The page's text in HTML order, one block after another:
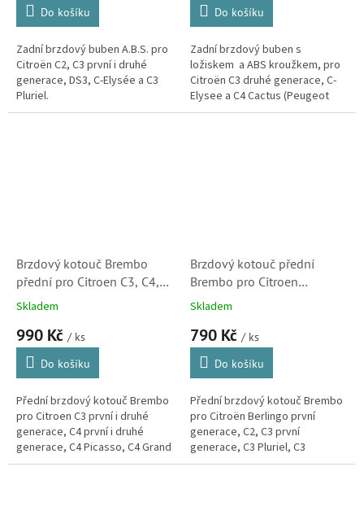
Do košíku
Zadní brzdový buben A.B.S. pro
Citroën C2, C3 první i druhé
generace, DS3, C-Elysée a C3
Pluriel.
Do košíku
Zadní brzdový buben s
ložiskem a ABS kroužkem, pro
Citroën C3 druhé generace, C-
Elysee a C4 Cactus (Peugeot
206, 208 a 301)
Brzdový kotouč Brembo
přední pro Citroen C3, C4,
C4 Picasso, C5, Berlingo,
4246W2, 4249J6)
Skladem
990 Kč / ks
Do košíku
Přední brzdový kotouč Brembo
pro Citroen C3 první i druhé
generace, C4 první i druhé
generace, C4 Picasso, C4 Grand
Picasso, C5 první generace,
Brzdový kotouč přední
Brembo pro Citroen
Berlingo, C2. C3, C4, C5,
(4246W1, 09869514,
09869511)
Skladem
790 Kč / ks
Do košíku
Přední brzdový kotouč Brembo
pro Citroën Berlingo první
generace, C2, C3 první
generace, C3 Pluriel, C3
Picasso, C4 první i druhé